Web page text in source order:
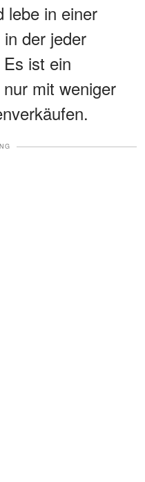
lebe in einer
der jeder
ist ein
mit weniger